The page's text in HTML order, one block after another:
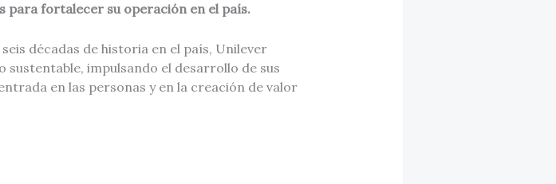
para fortalecer su operación en el país.
décadas de historia en el país, Unilever
impulsando el desarrollo de sus
en las personas y en la creación de valor